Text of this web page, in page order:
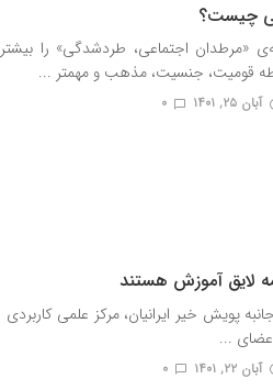
چیست؟
«مرطدان اجتماعی، طردشدگی» را بیشتر
قومیت، جنسیت، مذهب و مهمتر ...
آبان ۲۵, ۱۴۰۱ 0
لایق آموزش هستند
پویش خیر ایرانیان، مرکز علمی کاربردی
اعضای ...
آبان ۲۲, ۱۴۰۱ 0